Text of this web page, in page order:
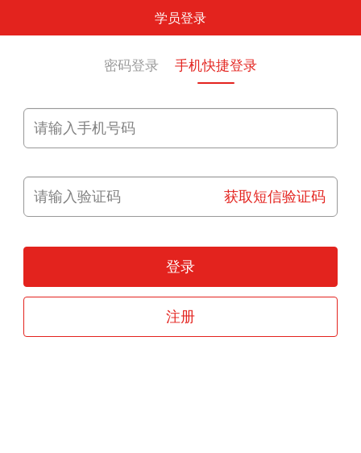
学员登录
密码登录 手机快捷登录
获取短信验证码
登录
注册